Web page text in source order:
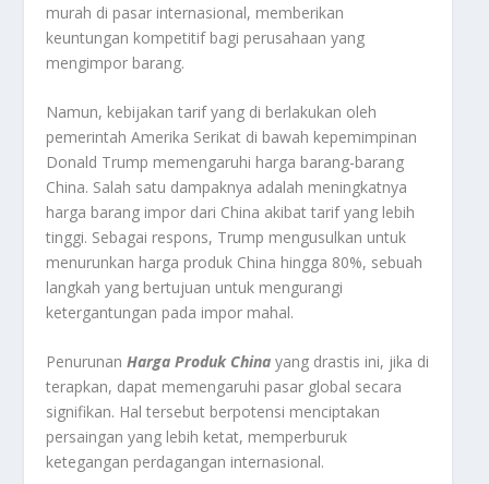
murah di pasar internasional, memberikan
keuntungan kompetitif bagi perusahaan yang
mengimpor barang.
Namun, kebijakan tarif yang di berlakukan oleh
pemerintah Amerika Serikat di bawah kepemimpinan
Donald Trump memengaruhi harga barang-barang
China. Salah satu dampaknya adalah meningkatnya
harga barang impor dari China akibat tarif yang lebih
tinggi. Sebagai respons, Trump mengusulkan untuk
menurunkan harga produk China hingga 80%, sebuah
langkah yang bertujuan untuk mengurangi
ketergantungan pada impor mahal.
PenurunanHarga Produk China yang drastis ini, jika di
terapkan, dapat memengaruhi pasar global secara
signifikan. Hal tersebut berpotensi menciptakan
persaingan yang lebih ketat, memperburuk
ketegangan perdagangan internasional.